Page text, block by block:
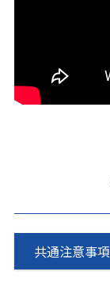
共通注意事項